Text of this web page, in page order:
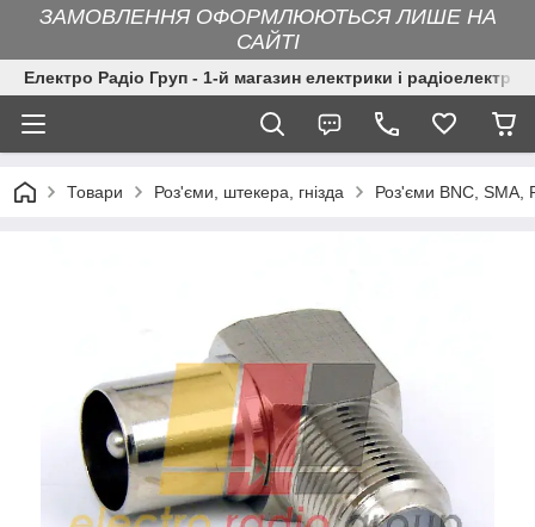
ЗАМОВЛЕННЯ ОФОРМЛЮЮТЬСЯ ЛИШЕ НА
САЙТІ
Електро Радіо Груп - 1-й магазин електрики і
Товари Роз'єми, штекера, гнізда Роз'єми BNC, SMA,